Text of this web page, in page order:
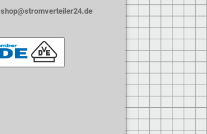
shop@stromverteiler24.de